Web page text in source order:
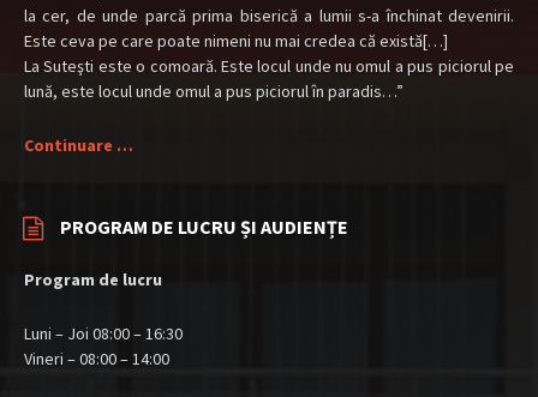
la cer, de unde parcă prima biserică a lumii s-a închinat devenirii.
Este ceva pe care poate nimeni nu mai credea că există[…]
La Suteşti este o comoară. Este locul unde nu omul a pus piciorul pe
lună, este locul unde omul a pus piciorul în paradis…”
Continuare …
PROGRAM DE LUCRU ȘI AUDIENȚE
Program de lucru
Luni – Joi 08:00 – 16:30
Vineri – 08:00 – 14:00